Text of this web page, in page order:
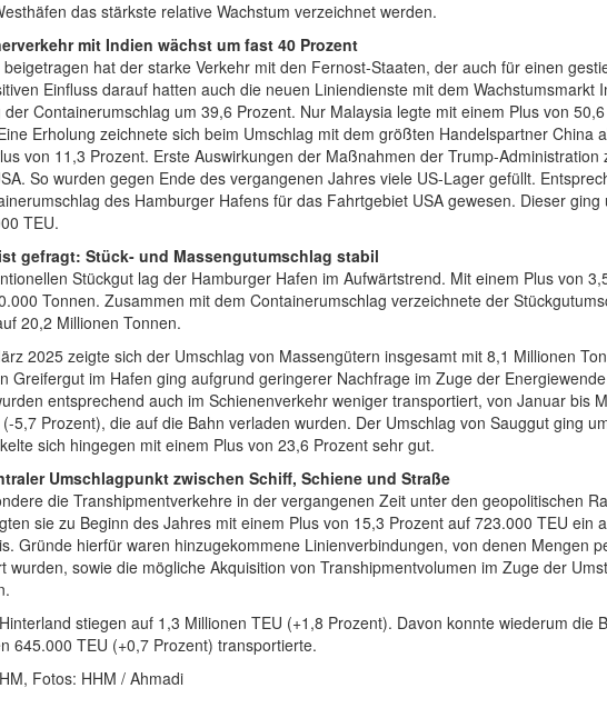
das stärkste relative Wachstum verzeichnet werden.
mit Indien wächst um fast 40 Prozent
hat der starke Verkehr mit den Fernost-Staaten, der auch für einen
Einfluss darauf hatten auch die neuen Liniendienste mit dem Wachstumsmarkt
Containerumschlag um 39,6 Prozent. Nur Malaysia legte mit einem Plus von
Erholung zeichnete sich beim Umschlag mit dem größten Handelspartner China
von 11,3 Prozent. Erste Auswirkungen der Maßnahmen der Trump-Administration
So wurden gegen Ende des vergangenen Jahres viele US-Lager gefüllt.
des Hamburger Hafens für das Fahrtgebiet USA gewesen. Dieser
TEU.
gefragt: Stück- und Massengutumschlag stabil
Stückgut lag der Hamburger Hafen im Aufwärtstrend. Mit einem Plus von
Tonnen. Zusammen mit dem Containerumschlag verzeichnete der
20,2 Millionen Tonnen.
2025 zeigte sich der Umschlag von Massengütern insgesamt mit 8,1 Millionen
Greifergut im Hafen ging aufgrund geringerer Nachfrage im Zuge der
entsprechend auch im Schienenverkehr weniger transportiert, von Januar bis
5,7 Prozent), die auf die Bahn verladen wurden. Der Umschlag von Sauggut ging
sich hingegen mit einem Plus von 23,6 Prozent sehr gut.
Umschlagpunkt zwischen Schiff, Schiene und Straße
die Transhipmentverkehre in der vergangenen Zeit unter den geopolitischen
sie zu Beginn des Jahres mit einem Plus von 15,3 Prozent auf 723.000 TEU ein
Gründe hierfür waren hinzugekommene Linienverbindungen, von denen Mengen
wurden, sowie die mögliche Akquisition von Transhipmentvolumen im Zuge der
stiegen auf 1,3 Millionen TEU (+1,8 Prozent). Davon konnte wiederum die
645.000 TEU (+0,7 Prozent) transportierte.
Fotos: HHM / Ahmadi